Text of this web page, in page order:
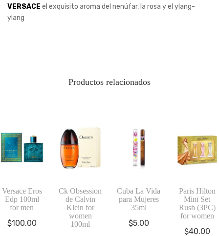
VERSACE el exquisito aroma del nenúfar, la rosa y el ylang-
ylang
Productos relacionados
Versace Eros
Edp 100ml
for men
$100.00
Ck Obsession
de Calvin
Klein for
women
100ml
Cuba La Vida
para Mujeres
35ml
$5.00
Paris Hilton
Mini Set
Rush (3PC)
for women
$40.00